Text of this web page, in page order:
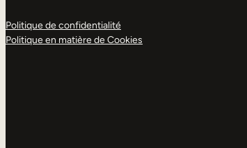
Politique de confidentialité
Politique en matière de Cookies